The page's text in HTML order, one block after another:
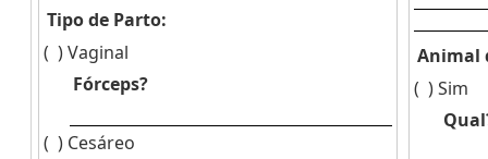
Tipo de Parto:
( )Vaginal
Fórceps?
( ) Cesáreo
Animal
( )Sim